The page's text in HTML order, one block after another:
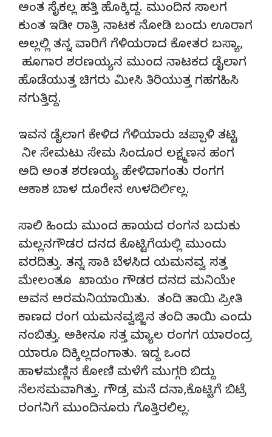
ಅಂತ ಸೈಕಲ್ಲ ಹತ್ತಿ ಹೊಕ್ಕಿದ್ದ. ಮುಂದಿನ ಸಾಲಗ
ಕುಂತ ಇಡೀ ರಾತ್ರಿ ನಾಟಕ ನೋಡಿ ಬಂದು ಊರಾಗ
ಅಲ್ಲಲ್ಲಿ ತನ್ನ ವಾರಿಗೆ ಗೆಳಿಯರಾದ ಕೋತರ ಬಸ್ಯಾ,
ಹೂಗಾರ ಶರಣಯ್ಯನ ಮುಂದ ನಾಟಕದ ಡೈಲಾಗ
ಹೊಡೆಯುತ್ತ ಚಿಗರು ಮೀಸಿ ತಿರಿಯುತ್ತ ಗಹಗಹಿಸಿ
ನಗುತ್ತಿದ್ದ.
ಇವನ ಡೈಲಾಗ ಕೇಳಿದ ಗೆಳಿಯಾರು ಚಪ್ಪಾಳಿ ತಟ್ಟಿ
ನೀ ಸೇಮಟು ಸೇಮ ಸಿಂದೂರ ಲಕ್ಷ್ಮಣನ ಹಂಗ
ಅದಿ ಅಂತ ಶರಣಯ್ಯ ಹೇಳಿದಾಗಂತು ರಂಗಗ
ಆಕಾಶ ಬಾಳ ದೂರೇನ ಉಳದಿರ್ಲಿಲ್ಲ.
ಸಾಲಿ ಹಿಂದು ಮುಂದ ಹಾಯದ ರಂಗನ ಬದುಕು
ಮಲ್ಲನಗೌಡರ ದನದ ಕೊಟ್ಟಿಗೆಯಲ್ಲಿ ಮುಂದು
ವರದಿತ್ತು. ತನ್ನ ಸಾಕಿ ಬೆಳಸಿದ ಯಮನವ್ವ ಸತ್ತ
ಮೇಲಂತೂ ಖಾಯಂ ಗೌಡರ ದನದ ಮನಿಯೇ
ಅವನ ಅರಮನಿಯಾಯಿತು. ತಂದಿ ತಾಯಿ ಪ್ರೀತಿ
ಕಾಣದ ರಂಗ ಯಮನವ್ವಜ್ಜಿನ ತಂದಿ ತಾಯಿ ಎಂದು
ನಂಬಿತ್ತು. ಅಕೀನೂ ಸತ್ತ ಮ್ಯಾಲ ರಂಗಗ ಯಾರಂದ್ರ
ಯಾರೂ ದಿಕ್ಕಿಲ್ಲದಂಗಾತು. ಇದ್ದ ಒಂದ
ಹಾಳಮಣ್ಣಿನ ಕೋಣಿ ಮಳೆಗೆ ಮುಗ್ಗರಿ ಬಿದ್ದು
ನೆಲಸಮವಾಗಿತ್ತು. ಗೌಡ್ರ ಮನೆ ದನಾ,ಕೊಟ್ಟಿಗೆ ಬಿಟ್ರೆ
ರಂಗನಿಗೆ ಮುಂದಿನೂರು ಗೊತ್ತಿರಲಿಲ್ಲ.